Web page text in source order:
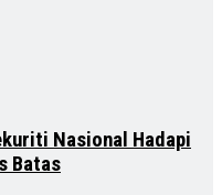
Nasional Hadapi
Batas